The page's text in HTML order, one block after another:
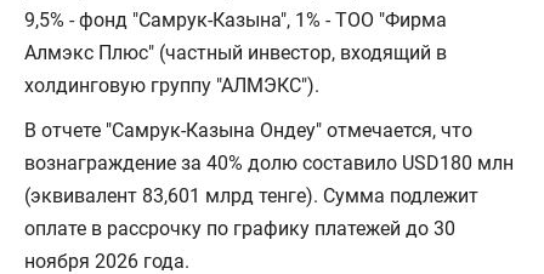
9,5% - фонд "Самрук-Казына", 1% - ТОО "Фирма
Алмэкс Плюс" (частный инвестор, входящий в
холдинговую группу "АЛМЭКС").
В отчете "Самрук-Казына Ондеу" отмечается, что
вознаграждение за 40% долю составило USD180 млн
(эквивалент 83,601 млрд тенге). Сумма подлежит
оплате в рассрочку по графику платежей до 30
ноября 2026 года.